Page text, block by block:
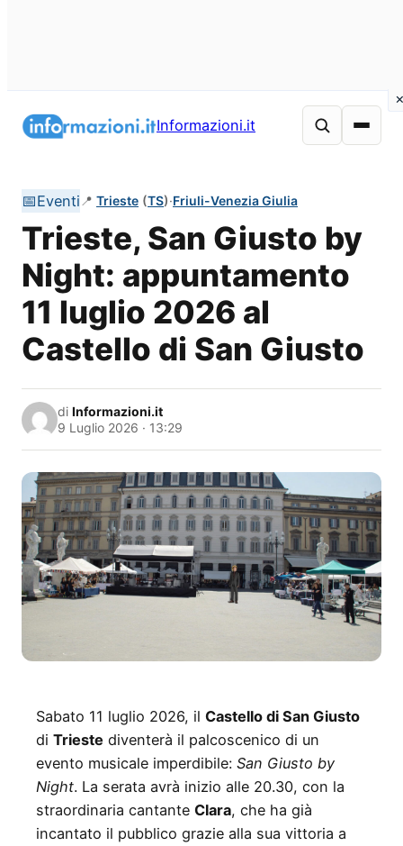
Informazioni.it
📅Eventi 📍 Trieste (TS)·Friuli-Venezia Giulia
Trieste, San Giusto by
Night: appuntamento
11 luglio 2026 al
Castello di San Giusto
di Informazioni.it
9 Luglio 2026 · 13:29
Sabato 11 luglio 2026, il Castello di San Giusto
di Trieste diventerà il palcoscenico di un
evento musicale imperdibile: San Giusto by
Night. La serata avrà inizio alle 20.30, con la
straordinaria cantante Clara, che ha già
incantato il pubblico grazie alla sua vittoria a